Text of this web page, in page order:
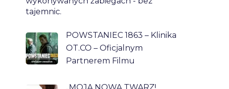
tajemnic.
POWSTANIEC 1863 – Klinika
OT.CO – Oficjalnym
Partnerem Filmu